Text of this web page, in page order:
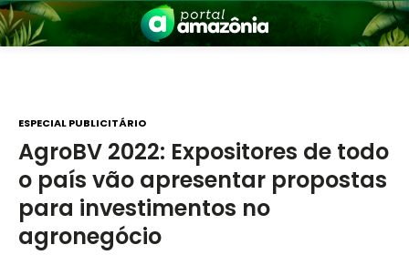
ESPECIAL PUBLICITÁRIO
AgroBV 2022: Expositores de todo
o país vão apresentar propostas
para investimentos no
agronegócio